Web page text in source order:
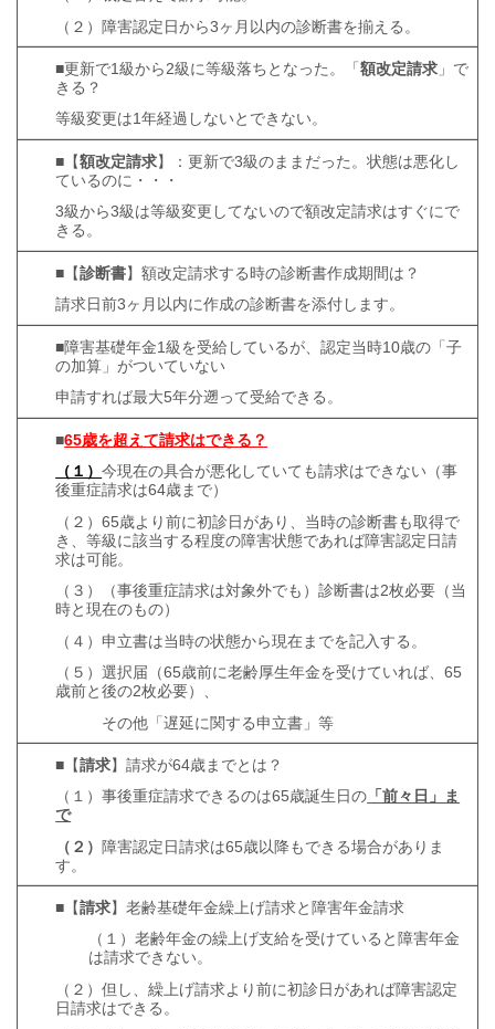
（２）障害認定日から3ヶ月以内の診断書を揃える。
■更新で1級から2級に等級落ちとなった。「額改定請求 」で
きる？
等級変更は1年経過しないとできない。
■【額改定請求】：更新で3級のままだった。状態は悪化し
ているのに・・・
3級から3級は等級変更してないので額改定請求はすぐにで
きる。
■【診断書】額改定請求する時の診断書作成期間は？
請求日前3ヶ月以内に作成の診断書を添付します。
■障害基礎年金1級を受給しているが、認定当時10歳の「子
の加算」がついていない
申請すれば最大5年分遡って受給できる。
■65歳を超えて請求はできる？
（１）今現在の具合が悪化していても請求はできない（事
後重症請求は64歳まで）
（２）65歳より前に初診日があり、当時の診断書も取得で
き、等級に該当する程度の障害状態であれば障害認定日請
求は可能。
（３）（事後重症請求は対象外でも）診断書は2枚必要（当
時と現在のもの）
（４）申立書は当時の状態から現在までを記入する。
（５）選択届（65歳前に老齢厚生年金を受けていれば、65
歳前と後の2枚必要）、
その他「遅延に関する申立書」等
■【請求】請求が64歳までとは？
（１）事後重症請求できるのは65歳誕生日の 「前々日」ま
で
（ ２） 障害認定日請求は65歳以降もできる場合がありま
す。
■【請求】老齢基礎年金繰上げ請求と障害年金請求
（１）老齢年金の繰上げ支給を受けていると障害年金
は請求できない。
（２）但し、繰上げ請求より前に初診日があれば障害認定
日請求はできる。